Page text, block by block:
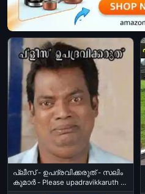
പ്ലീസ് - ഉപദ്രവിക്കരുത് - സലിം
കുമാര്‍ - Please upadravikkaruth -
Salim Kumar